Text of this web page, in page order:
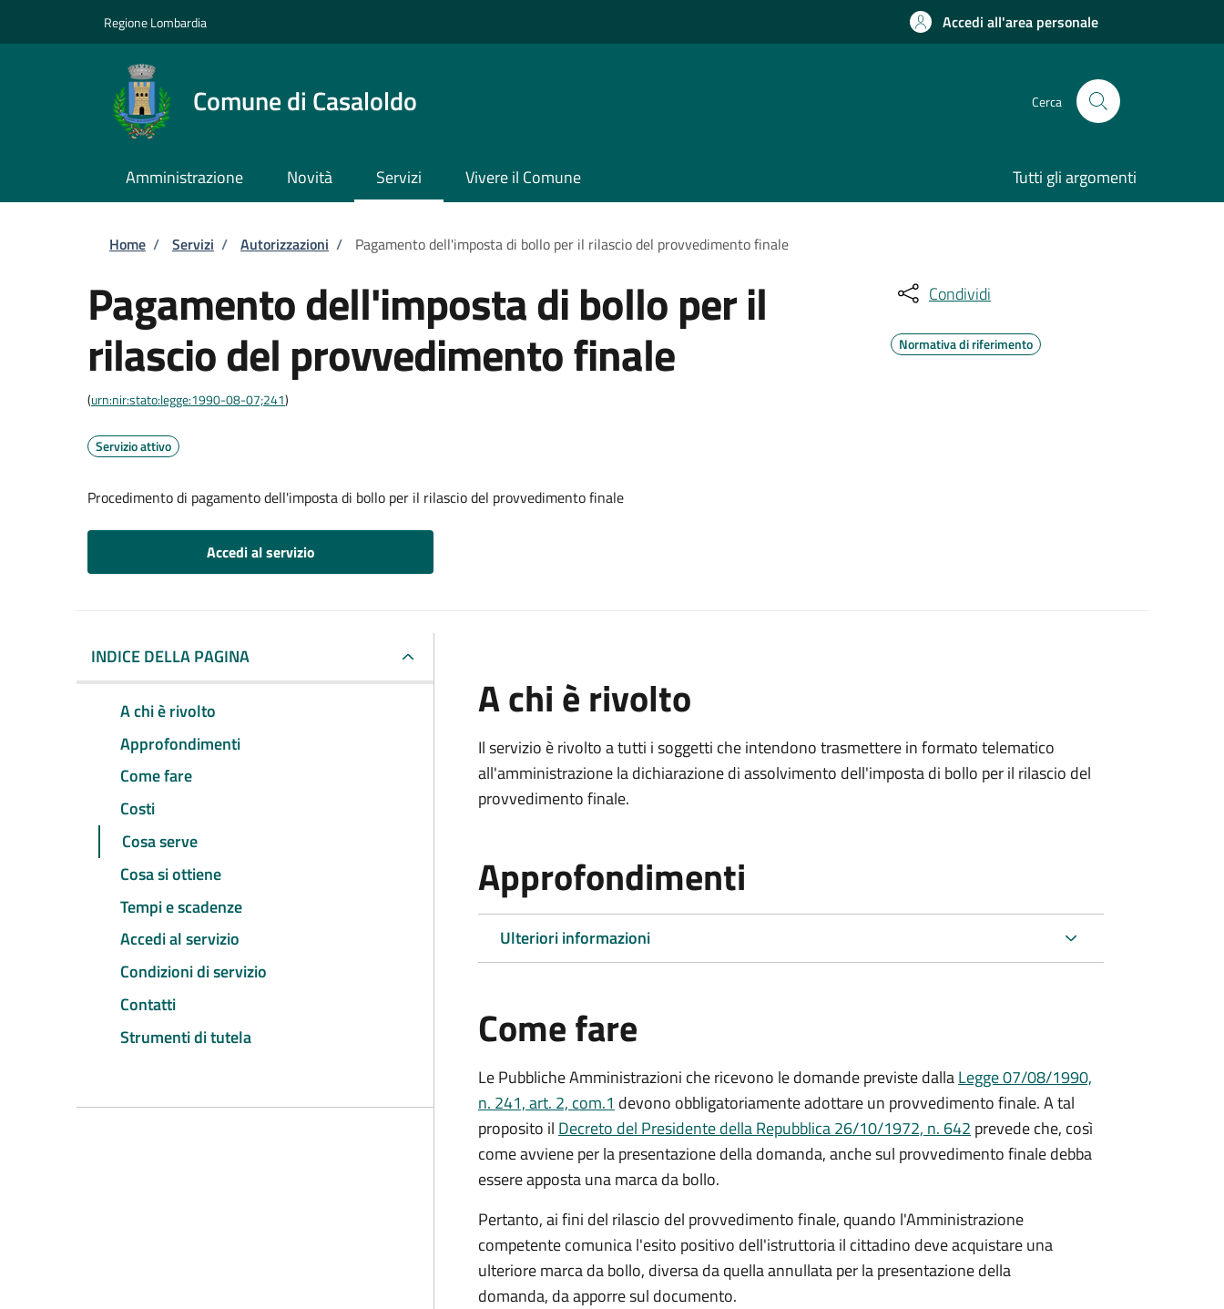
Regione Lombardia Accedi all'area personale
Comune di Casaloldo Cerca
Amministrazione Novità Servizi Vivere il Comune Tutti gli argomenti
Briciole di pane
Home / Servizi / Autorizzazioni / Pagamento dell'imposta di bollo per il rilascio del provvedimento finale
Pagamento dell'imposta di bollo per il
rilascio del provvedimento finale
(urn:nir:stato:legge:1990-08-07;241)
Servizio attivo
Procedimento di pagamento dell'imposta di bollo per il rilascio del provvedimento finale
Accedi al servizio
Condividi
Normativa di riferimento
INDICE DELLA PAGINA
A chi è rivolto
Approfondimenti
Come fare
Costi
Cosa serve
Cosa si ottiene
Tempi e scadenze
Accedi al servizio
Condizioni di servizio
Contatti
Strumenti di tutela
A chi è rivolto
Il servizio è rivolto a tutti i soggetti che intendono trasmettere in formato telematico
all'amministrazione la dichiarazione di assolvimento dell'imposta di bollo per il rilascio del
provvedimento finale.
Approfondimenti
Ulteriori informazioni
Come fare
Le Pubbliche Amministrazioni che ricevono le domande previste dallaLegge 07/08/1990,
n. 241, art. 2, com.1 devono obbligatoriamente adottare un provvedimento finale. A tal
proposito il Decreto del Presidente della Repubblica 26/10/1972, n. 642 prevede che, così
come avviene per la presentazione della domanda, anche sul provvedimento finale debba
essere apposta una marca da bollo.
Pertanto, ai fini del rilascio del provvedimento finale, quando l'Amministrazione
competente comunica l'esito positivo dell'istruttoria il cittadino deve acquistare una
ulteriore marca da bollo, diversa da quella annullata per la presentazione della
domanda, da apporre sul documento.